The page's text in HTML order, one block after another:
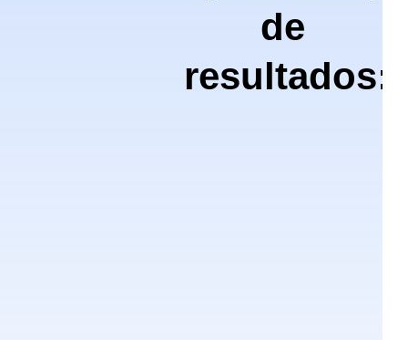
de
resultados: